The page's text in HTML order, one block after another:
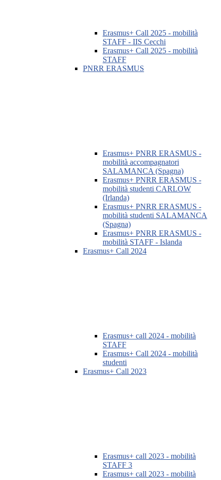
Erasmus+ Call 2025 - mobilità
STAFF - IIS Cecchi
Erasmus+ Call 2025 - mobilità
STAFF
PNRR ERASMUS
Erasmus+ PNRR ERASMUS -
mobilità accompagnatori
SALAMANCA (Spagna)
Erasmus+ PNRR ERASMUS -
mobilità studenti CARLOW
(Irlanda)
Erasmus+ PNRR ERASMUS -
mobilità studenti SALAMANCA
(Spagna)
Erasmus+ PNRR ERASMUS -
mobilità STAFF - Islanda
Erasmus+ Call 2024
Erasmus+ call 2024 - mobilità
STAFF
Erasmus+ Call 2024 - mobilità
studenti
Erasmus+ Call 2023
Erasmus+ call 2023 - mobilità
STAFF 3
Erasmus+ call 2023 - mobilità